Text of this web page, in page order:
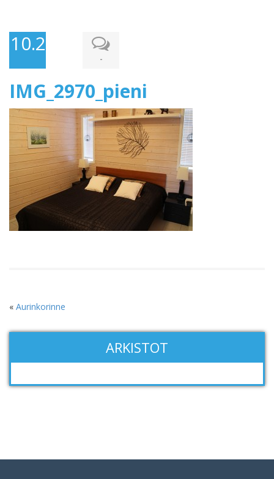
10.2.2016
-
IMG_2970_pieni
« Aurinkorinne
ARKISTOT